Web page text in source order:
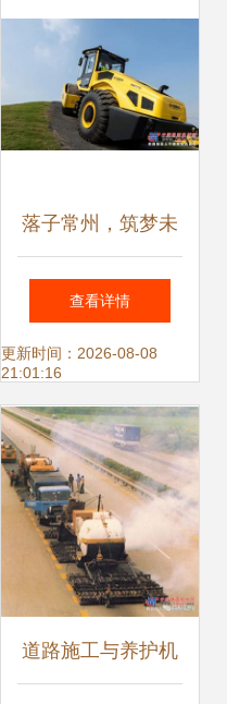
落子常州，筑梦未
来——宝马格常州
工厂技术标杆与路
面机械智造新篇章
查看详情
更新时间：2026-08-08
21:01:16
道路施工与养护机